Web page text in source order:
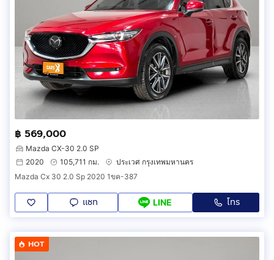
฿ 569,000
Mazda CX-30 2.0 SP
2020
105,711 กม.
ประเวศ กรุงเทพมหานคร
Mazda Cx 30 2.0 Sp 2020 1ขค-387
แชท LINE โทร
HOT